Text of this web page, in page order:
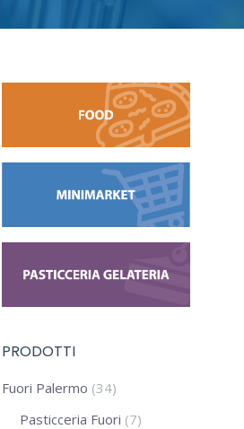
PRODOTTI
Fuori Palermo (34)
Pasticceria Fuori (7)